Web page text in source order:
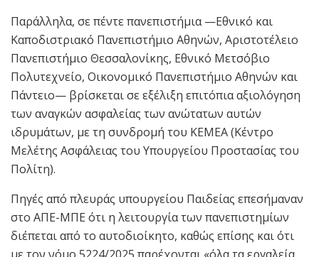
Παράλληλα, σε πέντε πανεπιστήμια —Εθνικό και
Καποδιστριακό Πανεπιστήμιο Αθηνών, Αριστοτέλειο
Πανεπιστήμιο Θεσσαλονίκης, Εθνικό Μετσόβιο
Πολυτεχνείο, Οικονομικό Πανεπιστήμιο Αθηνών και
Πάντειο— βρίσκεται σε εξέλιξη επιτόπια αξιολόγηση
των αναγκών ασφαλείας των ανώτατων αυτών
ιδρυμάτων, με τη συνδρομή του ΚΕΜΕΑ (Κέντρο
Μελέτης Ασφάλειας του Υπουργείου Προστασίας του
Πολίτη).
Πηγές από πλευράς υπουργείου Παιδείας επεσήμαναν
στο ΑΠΕ-ΜΠΕ ότι η λειτουργία των πανεπιστημίων
διέπεται από το αυτοδιοίκητο, καθώς επίσης και ότι